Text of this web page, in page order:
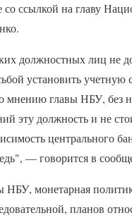
ссылкой на главу
должностных лиц не
установить учетную
мнению главы НБУ, без
эту должность и не
центрального
— говорится в
НБУ, монетарная
планов